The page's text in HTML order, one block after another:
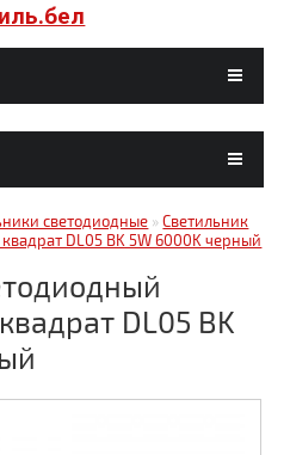
светодиодные »Светильник
DL05 BK 5W 6000K черный
DL05 BK